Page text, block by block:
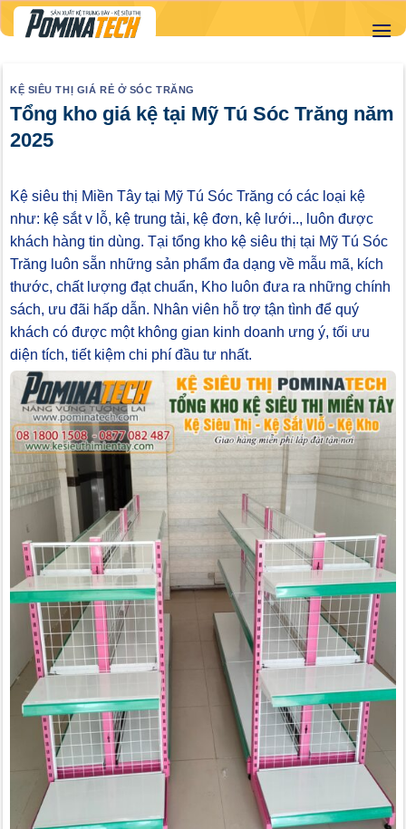
Skip
to
KỆ SIÊU THỊ GIÁ RẺ Ở SÓC TRĂNG
Tổng kho giá kệ tại Mỹ Tú Sóc Trăng năm
2025
Kệ siêu thị Miền Tây tại Mỹ Tú Sóc Trăng có các loại kệ
như: kệ sắt v lỗ, kệ trung tải, kệ đơn, kệ lưới.., luôn được
khách hàng tin dùng. Tại tổng kho kệ siêu thị tại Mỹ Tú Sóc
Trăng luôn sẵn những sản phẩm đa dạng về mẫu mã, kích
thước, chất lượng đạt chuẩn, Kho luôn đưa ra những chính
sách, ưu đãi hấp dẫn. Nhân viên hỗ trợ tận tình để quý
khách có được một không gian kinh doanh ưng ý, tối ưu
diện tích, tiết kiệm chi phí đầu tư nhất.